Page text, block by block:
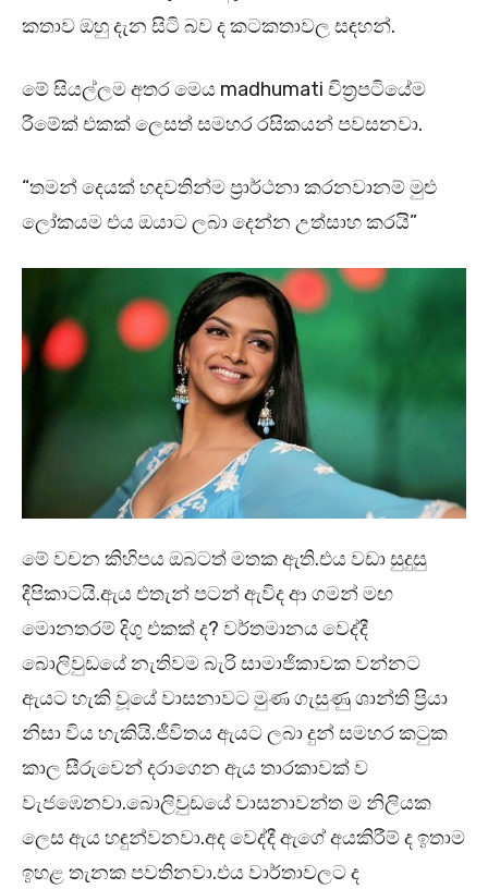
කතාව ඔහු දැන සිටි බව ද කටකතාවල සඳහන්.
මේ සියල්ලම අතර මෙය madhumati චිත්‍රපටියේම
රීමේක් එකක් ලෙසත් සමහර රසිකයන් පවසනවා.
“තමන් දෙයක් හදවතින්ම ප්‍රාර්ථනා කරනවානම් මුළු
ලෝකයම එය ඔයාට ලබා දෙන්න උත්සාහ කරයි”
මේ වචන කිහිපය ඔබටත් මතක ඇති.එය වඩා සුදුසු
දීපිකාටයි.ඇය එතැන් පටන් ඇවිද ආ ගමන් මඟ
මොනතරම් දිගු එකක් ද? වර්තමානය වෙද්දී
බොලිවුඩයේ නැතිවම බැරි සාමාජිකාවක වන්නට
ඇයට හැකි වූයේ වාසනාවට මුණ ගැසුණු ශාන්ති ප්‍රියා
නිසා විය හැකියි.ජීවිතය ඇයට ලබා දුන් සමහර කටුක
කාල සීරුවෙන් දරාගෙන ඇය තාරකාවක් ව
වැජඹෙනවා.බොලිවුඩයේ වාසනාවන්ත ම නිලියක
ලෙස ඇය හඳුන්වනවා.අද වෙද්දී ඇගේ අයකිරීම් ද ඉතාම
ඉහළ තැනක පවතිනවා.එය වාර්තාවලට ද